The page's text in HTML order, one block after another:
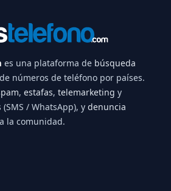
es una plataforma de búsqueda
de números de teléfono por países.
, estafas, telemarketing y
/ WhatsApp), y denuncia
la comunidad.